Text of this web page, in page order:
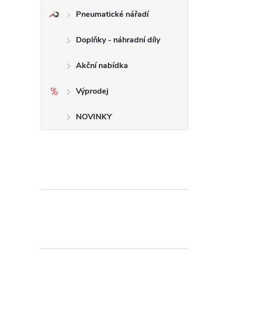
Pneumatické nářadí
Doplňky - náhradní díly
Akční nabídka
Výprodej
NOVINKY